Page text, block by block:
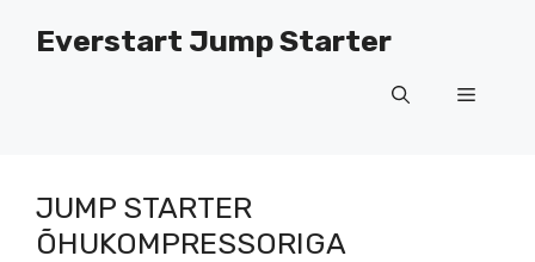
Everstart Jump Starter
Menüü
JUMP STARTER
ÕHUKOMPRESSORIGA